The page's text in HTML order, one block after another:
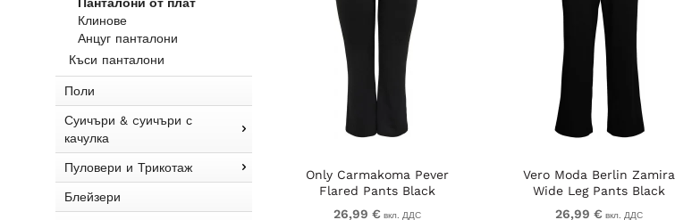
Клинове
Анцуг панталони
Къси панталони
Поли
Суичъри & cуичъри с
качулка
Пуловери и Трикотаж
Блейзери
Only Carmakoma Pever
Flared Pants Black
26,99 € вкл. ДДС
Vero Moda Berlin Zamira
Wide Leg Pants Black
26,99 € вкл. ДДС